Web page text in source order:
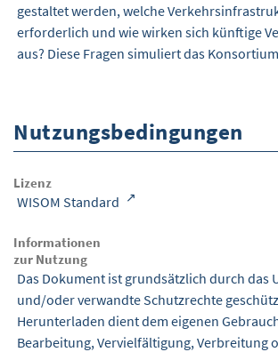
gestaltet werden, welche
erforderlich und wie wirken sich künftige
aus? Diese Fragen simuliert das Konsortium
Nutzungsbedingungen
Lizenz
WISOM Standard
Informationen
zur Nutzung
Das Dokument ist grundsätzlich durch das
und/oder verwandte Schutzrechte
Herunterladen dient dem eigenen
Bearbeitung, Vervielfältigung, Verbreitung